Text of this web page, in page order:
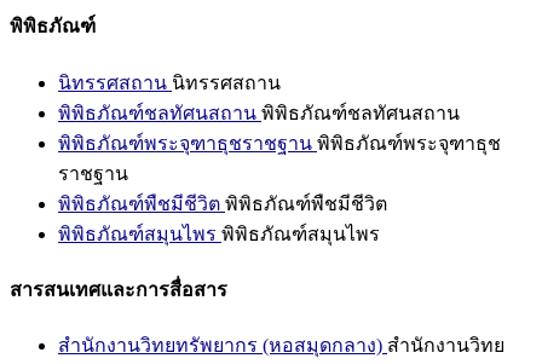
พิพิธภัณฑ์
นิทรรศสถาน นิทรรศสถาน
พิพิธภัณฑ์ชลทัศนสถาน พิพิธภัณฑ์ชลทัศนสถาน
พิพิธภัณฑ์พระจุฑาธุชราชฐาน พิพิธภัณฑ์พระจุฑาธุช
ราชฐาน
พิพิธภัณฑ์พืชมีชีวิต พิพิธภัณฑ์พืชมีชีวิต
พิพิธภัณฑ์สมุนไพร พิพิธภัณฑ์สมุนไพร
สารสนเทศและการสื่อสาร
สำนักงานวิทยทรัพยากร (หอสมุดกลาง) สำนักงานวิทย